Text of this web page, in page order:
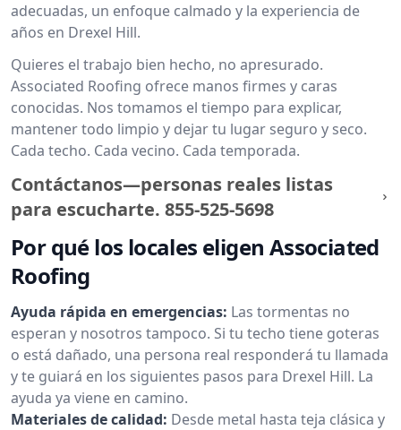
adecuadas, un enfoque calmado y la experiencia de
años en Drexel Hill.
Quieres el trabajo bien hecho, no apresurado.
Associated Roofing ofrece manos firmes y caras
conocidas. Nos tomamos el tiempo para explicar,
mantener todo limpio y dejar tu lugar seguro y seco.
Cada techo. Cada vecino. Cada temporada.
Contáctanos—personas reales listas
para escucharte. 855-525-5698
Por qué los locales eligen Associated
Roofing
Ayuda rápida en emergencias: Las tormentas no
esperan y nosotros tampoco. Si tu techo tiene goteras
o está dañado, una persona real responderá tu llamada
y te guiará en los siguientes pasos para Drexel Hill. La
ayuda ya viene en camino.
Materiales de calidad: Desde metal hasta teja clásica y